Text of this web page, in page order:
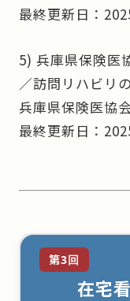
最終更新日：
5) 兵庫県保険医
／訪問リハビリ
兵庫県保険医協
最終更新日：
第3回
在宅